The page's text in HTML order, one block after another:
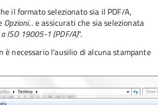
il formato selezionato sia il PDF/A,
Opzioni...e assicurati che sia selezionata
ISO 19005-1 (PDF/A)".
è necessario l'ausilio di alcuna stampante